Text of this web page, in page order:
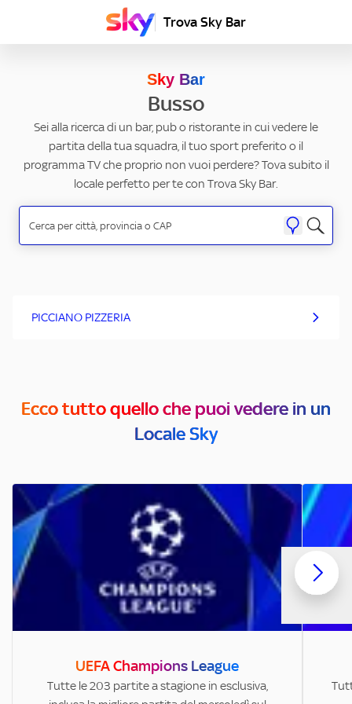
Trova Sky Bar
Sky Bar
Busso
Sei alla ricerca di un bar, pub o ristorante in cui vedere le
partita della tua squadra, il tuo sport preferito o il
programma TV che proprio non vuoi perdere? Tova subito il
locale perfetto per te con Trova Sky Bar.
PICCIANO PIZZERIA
Ecco tutto quello che puoi vedere in un
Locale Sky
UEFA Champions League
Tutte le 203 partite a stagione in esclusiva,